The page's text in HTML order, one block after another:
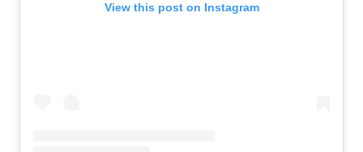
View this post on Instagram